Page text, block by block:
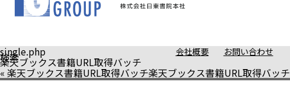
会社概要 お問い合わせ
検索
single.php
楽天ブックス書籍URL取得バッチ
« 楽天ブックス書籍URL取得バッチ楽天ブックス書籍URL取得バッチ